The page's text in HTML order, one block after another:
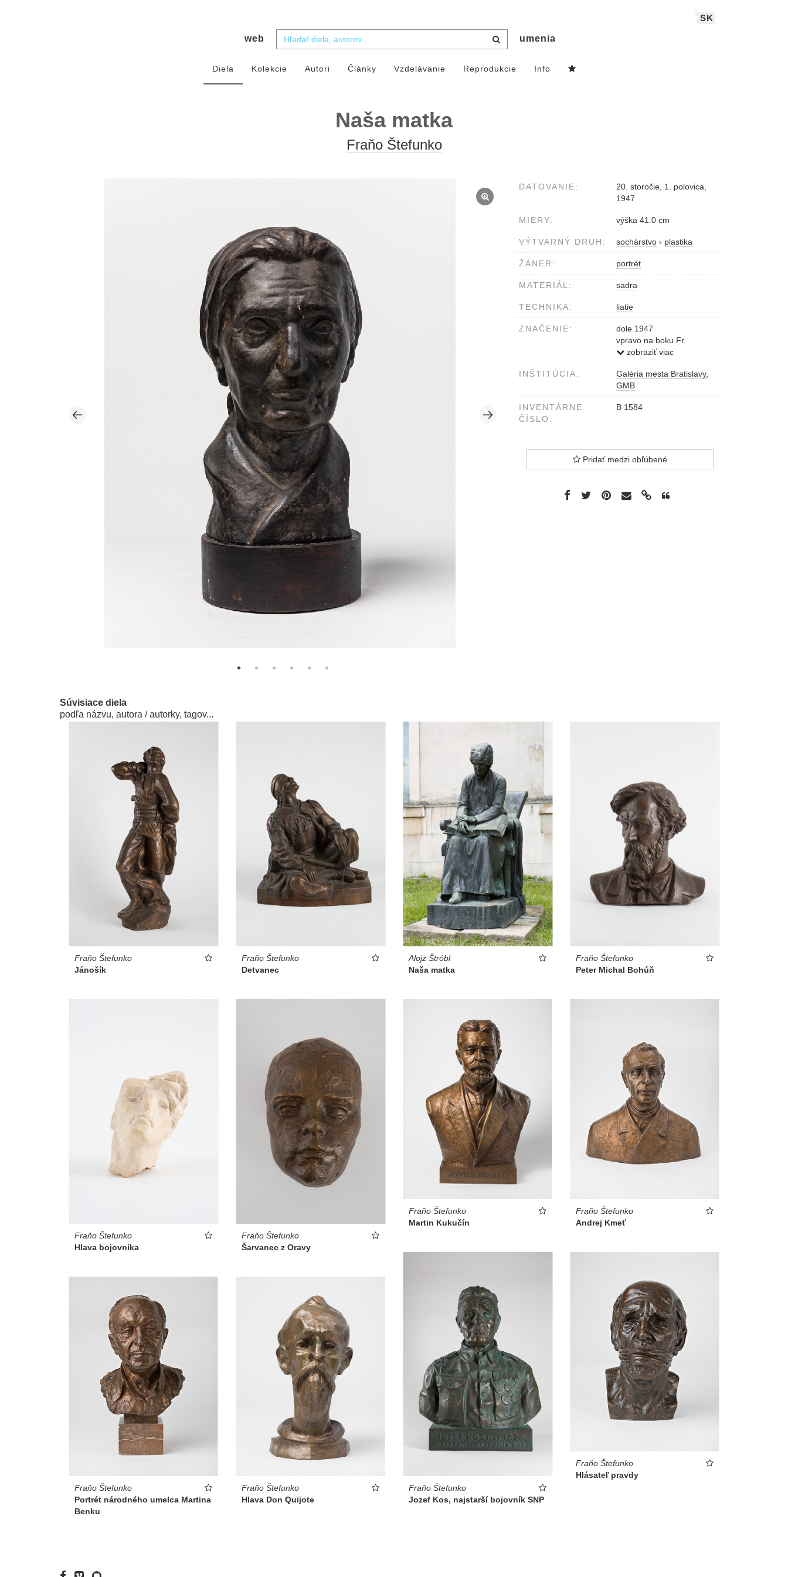
SK
web umenia
Diela Kolekcie Autori Články Vzdelávanie Reprodukcie Info
Naša matka
Fraňo Štefunko
DATOVANIE:
20. storočie, 1. polovica,
1947
MIERY: výška 41.0 cm
VÝTVARNÝ DRUH: sochárstvo › plastika
ŽÁNER: portrét
MATERIÁL: sadra
TECHNIKA: liatie
ZNAČENIE:
dole 1947
vpravo na boku Fr.
Štefunko
zobraziť viac
INŠTITÚCIA:
Galéria mesta Bratislavy,
GMB
INVENTÁRNE
ČÍSLO:
B 1584
Pridať medzi obľúbené
Súvisiace diela
podľa názvu, autora / autorky, tagov...
Fraňo Štefunko
Jánošík
Fraňo Štefunko
Detvanec
Alojz Štróbl
Naša matka
Fraňo Štefunko
Peter Michal Bohúň
Fraňo Štefunko
Hlava bojovníka
Fraňo Štefunko
Šarvanec z Oravy
Fraňo Štefunko
Martin Kukučín
Fraňo Štefunko
Andrej Kmeť
Fraňo Štefunko
Jozef Kos, najstarší bojovník SNP
Fraňo Štefunko
Hlásateľ pravdy
Fraňo Štefunko
Portrét národného umelca Martina
Benku
Fraňo Štefunko
Hlava Don Quijote